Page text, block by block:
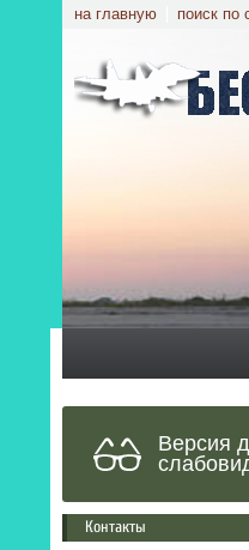
на главную поиск по
Версия
Контакты